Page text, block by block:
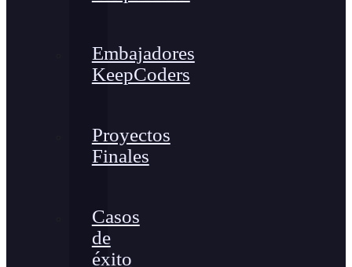
Embajadores
KeepCoders
Proyectos
Finales
Casos
de
éxito